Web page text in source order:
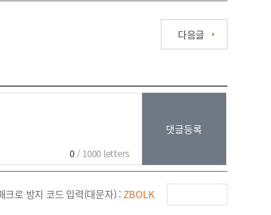
다음글
0/ 1000 letters
크로 방지 코드 입력(대문자) : ZBOLK